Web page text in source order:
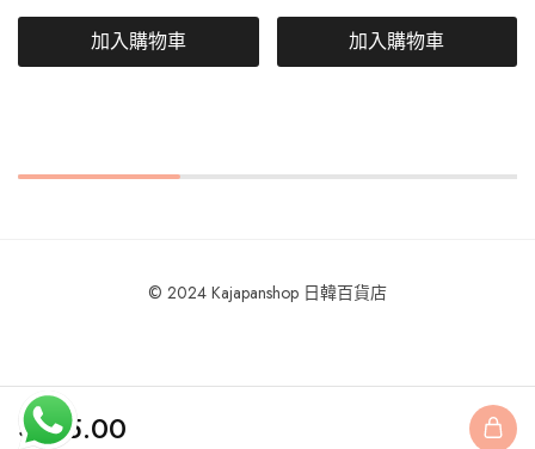
加入購物車 加入購物車
© 2024 Kajapanshop 日韓百貨店
$165.00